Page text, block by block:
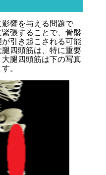
影響を与える問題で
張することで、骨盤
引き起こされる可能
四頭筋は、特に重要
腿四頭筋は下の写真
。